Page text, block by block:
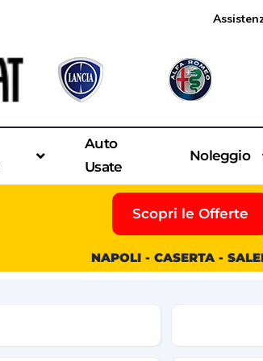
Auto
Usate
Noleggio
Scopri le Offerte
NAPOLI - CASERTA -